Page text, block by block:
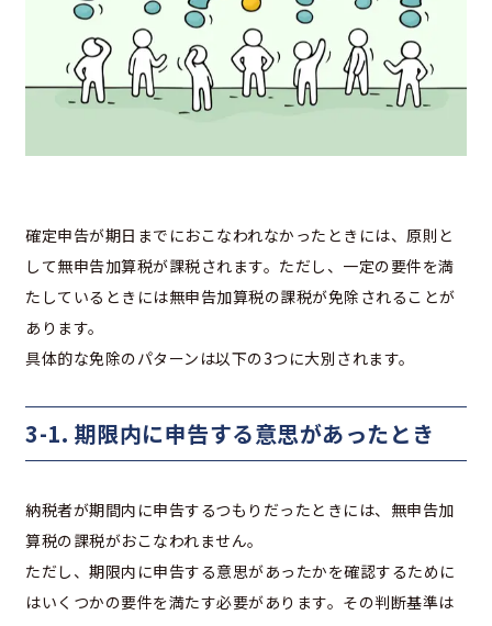
確定申告が期日までにおこなわれなかったときには、原則と
して無申告加算税が課税されます。ただし、一定の要件を満
たしているときには無申告加算税の課税が免除されることが
あります。
具体的な免除のパターンは以下の3つに大別されます。
3-1. 期限内に申告する意思があったとき
納税者が期間内に申告するつもりだったときには、無申告加
算税の課税がおこなわれません。
ただし、期限内に申告する意思があったかを確認するために
はいくつかの要件を満たす必要があります。その判断基準は